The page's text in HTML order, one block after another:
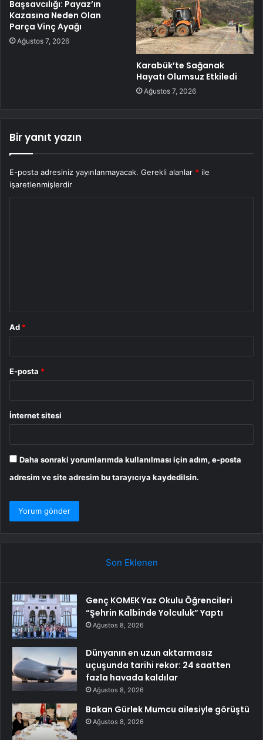
Başsavcılığı: Payaz’ın
Kazasına Neden Olan
Parça Vinç Ayağı
Ağustos 7, 2026
Karabük’te Sağanak
Hayatı Olumsuz Etkiledi
Ağustos 7, 2026
Bir yanıt yazın
E-posta adresiniz yayınlanmayacak. Gerekli alanlar * ile
işaretlenmişlerdir
Ad *
E-posta *
İnternet sitesi
Daha sonraki yorumlarımda kullanılması için adım, e-posta
adresim ve site adresim bu tarayıcıya kaydedilsin.
Son Eklenen
Genç KOMEK Yaz Okulu Öğrencileri
“Şehrin Kalbinde Yolculuk” Yaptı
Ağustos 8, 2026
Dünyanın en uzun aktarmasız
uçuşunda tarihi rekor: 24 saatten
fazla havada kaldılar
Ağustos 8, 2026
Bakan Gürlek Mumcu ailesiyle görüştü
Ağustos 8, 2026